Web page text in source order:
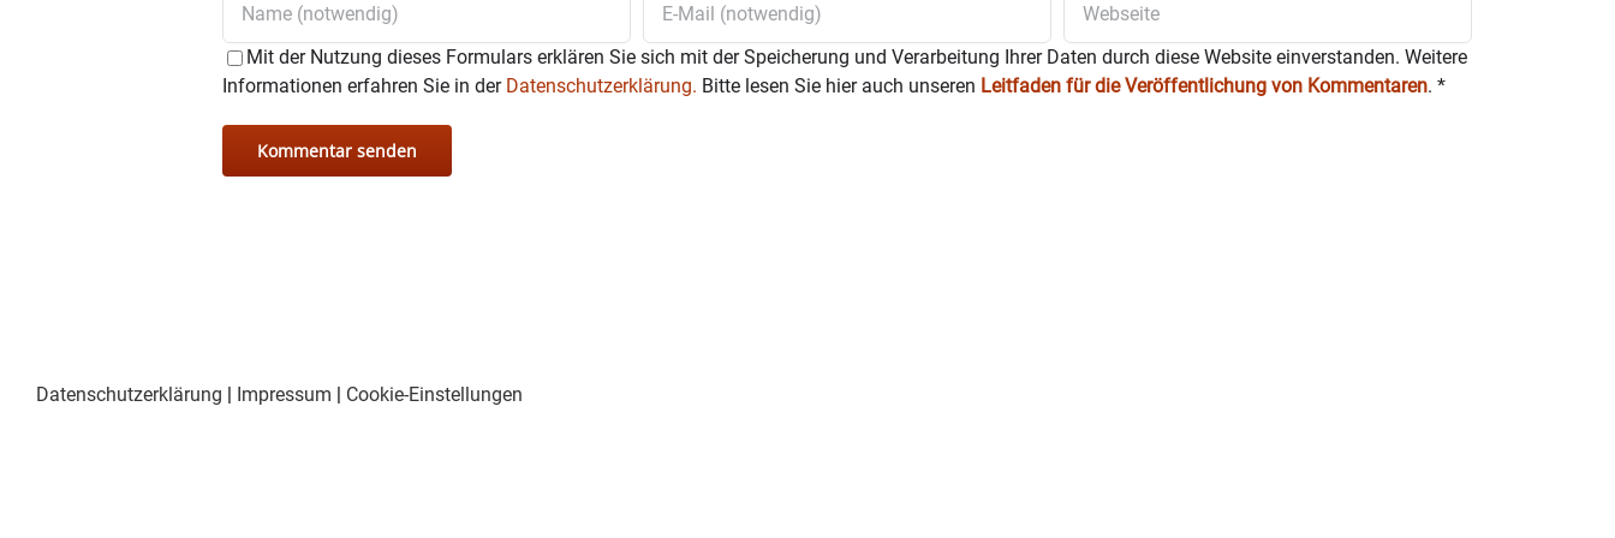
Ethel – D. Kafka
Mit der Nutzung dieses Formulars erklären Sie sich mit der Speicherung und Verarbeitung Ihrer Daten durch diese Website einverstanden. Weitere
Informationen erfahren Sie in der Datenschutzerklärung. Bitte lesen Sie hier auch unseren Leitfaden für die Veröffentlichung von Kommentaren. *
Datenschutzerklärung | Impressum | Cookie-Einstellungen